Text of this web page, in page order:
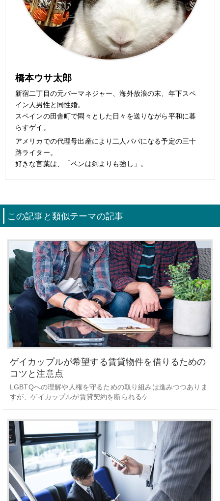
橋本ウサ太郎
新宿二丁目の元バーマネジャー、海外放浪の末、年下スペ
イン人男性と同性婚。
スペインの田舎町で悶々とした日々を送りながら平和に暮
らすゲイ。
アメリカでの代理母出産により二人パパになる予定の三十
路ライター。
好きな言葉は、「ペンは剣よりも強し」。
この記事と類似テーマの記事
ゲイカップルが希望する賃貸物件を借りるための
コツと注意点
LGBTQへの理解や人権を守るための取り組みは進みつつありま
すが、ゲイカップルが賃貸契約を断られるケ ...